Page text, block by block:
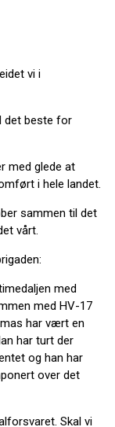
vi i
det beste for
med glede at
i hele landet.
sammen til det
vårt.
med
med HV-17
har vært en
har turt der
og han har
over det
Skal vi